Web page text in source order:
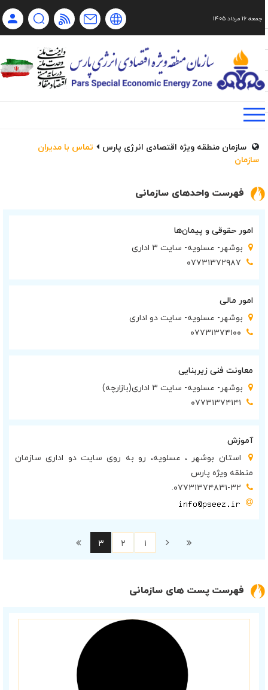
فا Ru Ch
جمعه ۱۶ مرداد ۱۴۰۵
سازمان منطقه ویژه اقتصادی انرژی پارس
تماس با مدیران
سازمان
فهرست واحدهای سازمانی
امور حقوقی و پیمان‌ها
بوشهر- عسلویه- سایت ۳ اداری
۰۷۷۳۱۳۷۲۹۸۷
امور مالی
بوشهر- عسلویه- سایت دو اداری
۰۷۷۳۱۳۷۴۱۰۰
معاونت فنی زیربنایی
بوشهر- عسلویه- سایت ۳ اداری(بازارچه)
۰۷۷۳۱۳۷۴۱۴۱
آموزش
استان بوشهر ‏، عسلویه، رو به روی سایت دو اداری سازمان
منطقه ویژه پارس
۰۷۷۳۱۳۷۴۸۳۱-۳۲.
۲ ۳
فهرست پست های سازمانی